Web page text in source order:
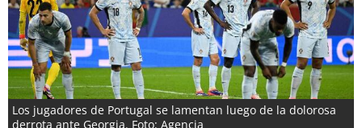
Los jugadores de Portugal se lamentan luego de la dolorosa
derrota ante Georgia. Foto: Agencia